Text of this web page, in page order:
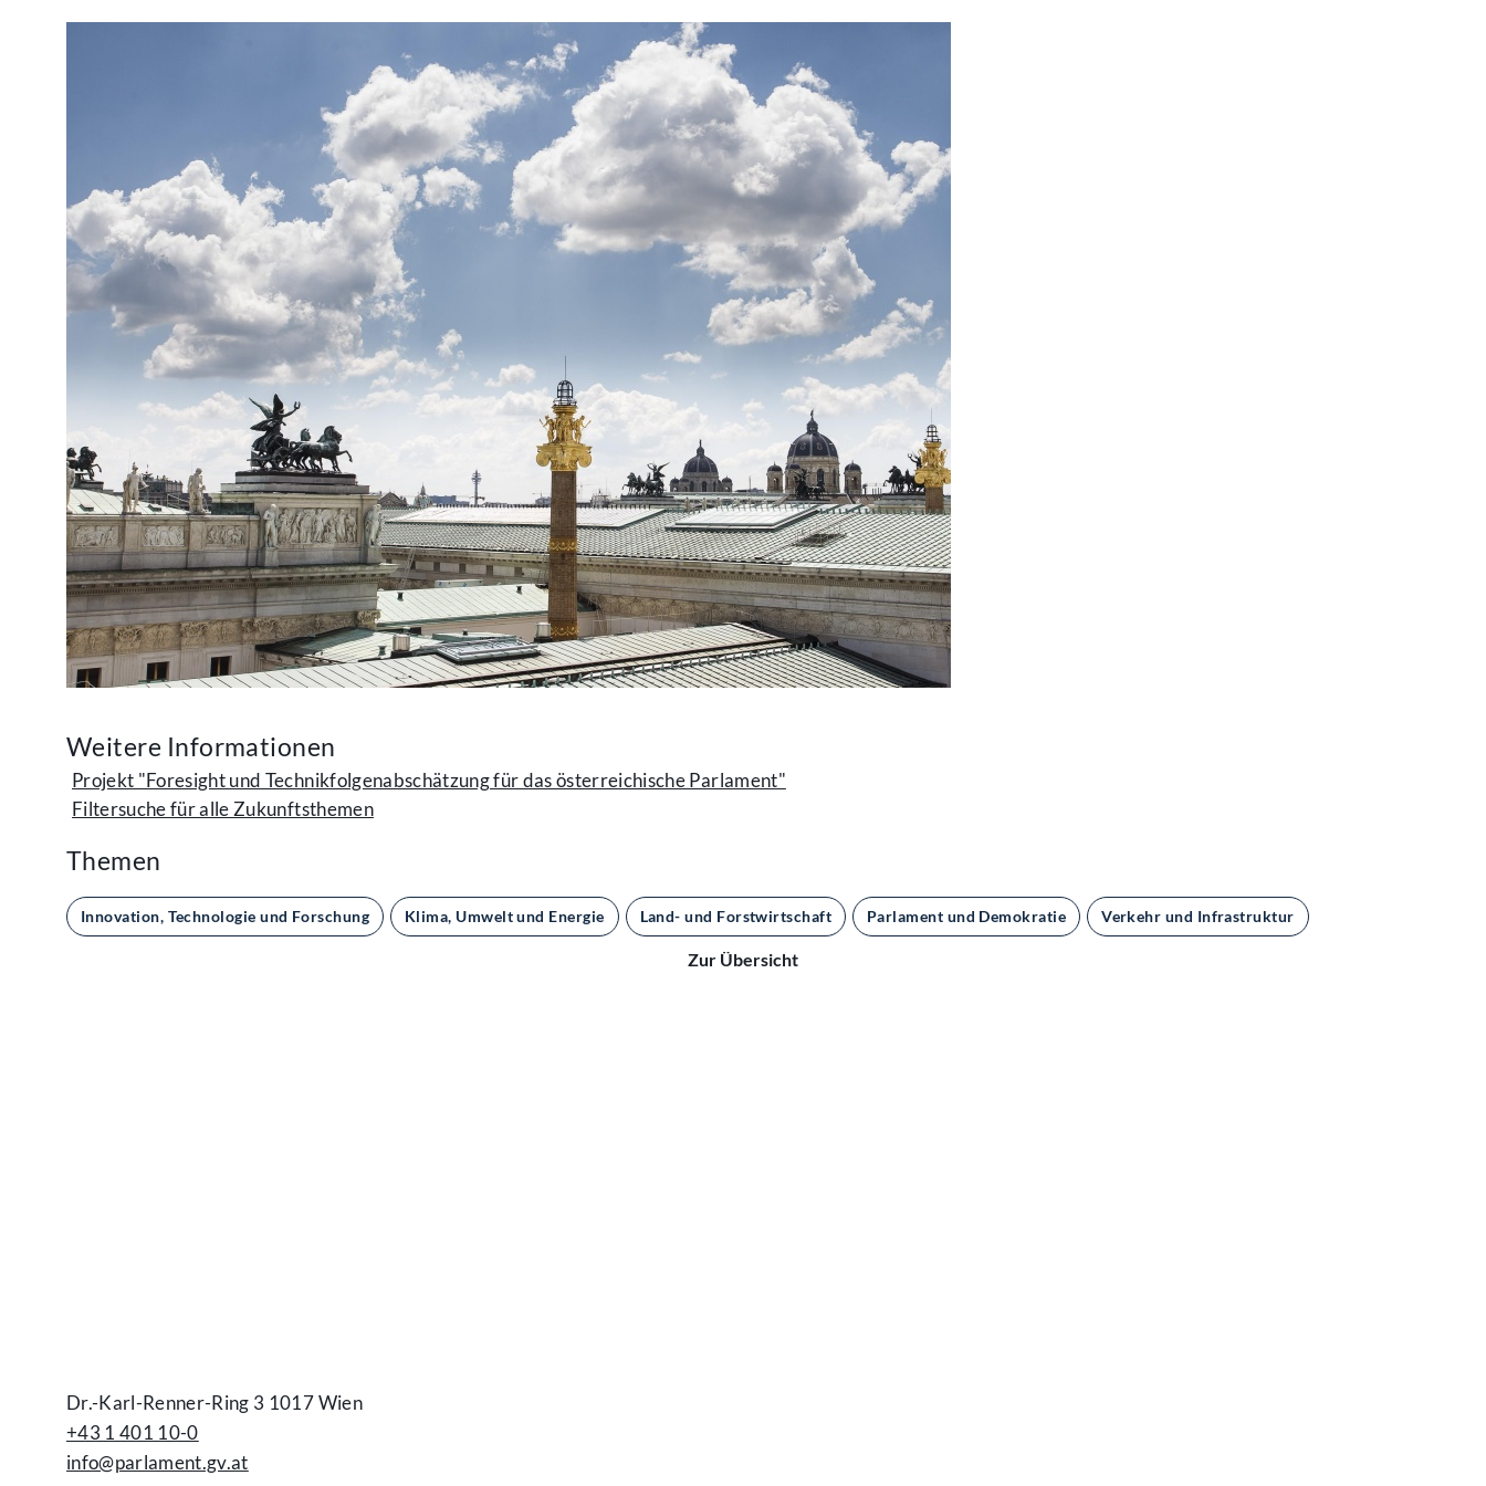
Weitere Informationen
Projekt "Foresight und Technikfolgenabschätzung für das österreichische Parlament"
Filtersuche für alle Zukunftsthemen
Themen
Innovation, Technologie und Forschung Klima, Umwelt und Energie Land- und Forstwirtschaft Parlament und Demokratie Verkehr und Infrastruktur
Zur Übersicht
Dr.-Karl-Renner-Ring 3 1017 Wien
+43 1 401 10-0
info@parlament.gv.at